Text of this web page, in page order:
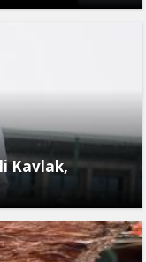
Kavlak,